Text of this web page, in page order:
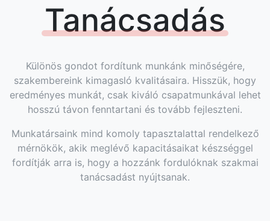
Tanácsadás
Különös gondot fordítunk munkánk minőségére,
szakembereink kimagasló kvalitásaira. Hisszük, hogy
eredményes munkát, csak kiváló csapatmunkával lehet
hosszú távon fenntartani és tovább fejleszteni.
Munkatársaink mind komoly tapasztalattal rendelkező
mérnökök, akik meglévő kapacitásaikat készséggel
fordítják arra is, hogy a hozzánk fordulóknak szakmai
tanácsadást nyújtsanak.